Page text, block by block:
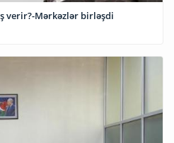
verir?-Mərkəzlər birləşdi